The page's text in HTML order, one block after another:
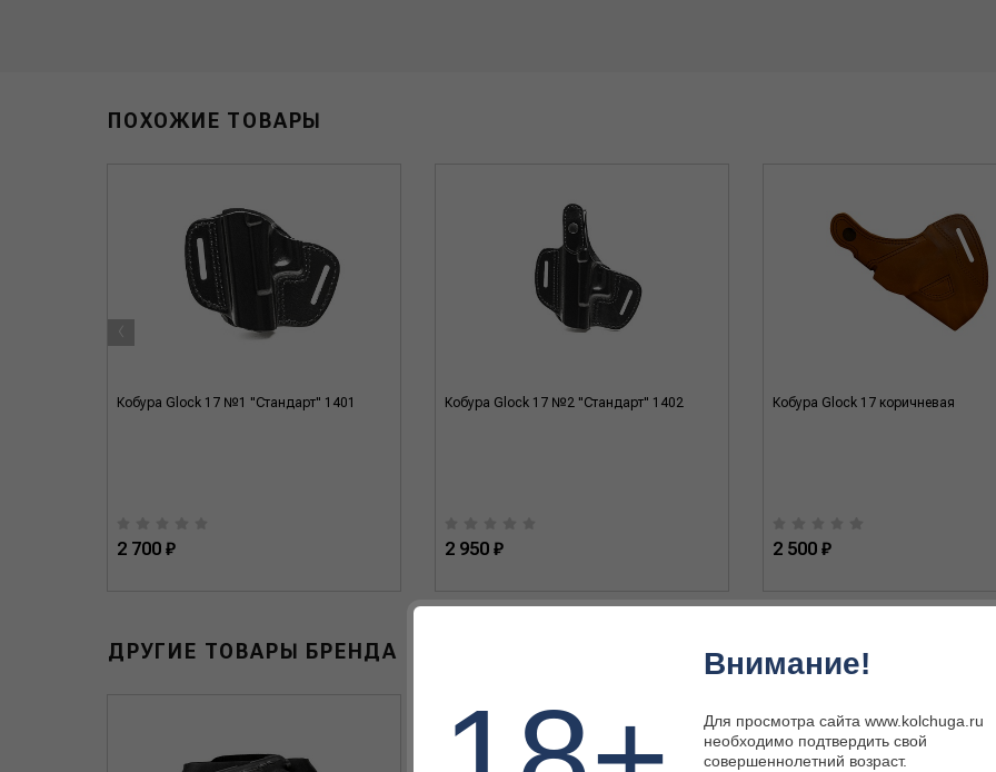
ПОХОЖИЕ ТОВАРЫ
Кобура Glock 17 №1 "Стандарт" 1401
2 700 ₽
Кобура Glock 17 №2 "Стандарт" 1402
2 950 ₽
Кобура Glock 17 коричневая
2 500 ₽
‹
ДРУГИЕ ТОВАРЫ БРЕНДА Внимание!
Для просмотра сайта www.kolchuga.ru
необходимо подтвердить свой
совершеннолетний возраст.